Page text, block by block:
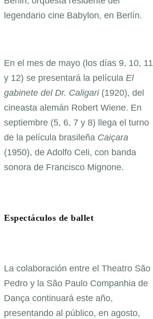
legendario cine Babylon, en Berlín.
En el mes de mayo (los días 9, 10, 11
y 12) se presentará la película El
gabinete del Dr. Caligari(1920), del
cineasta alemán Robert Wiene. En
septiembre (5, 6, 7 y 8) llega el turno
de la película brasileña Caiçara
(1950), de Adolfo Celi, con banda
sonora de Francisco Mignone.
Espectáculos de ballet
La colaboración entre el Theatro São
Pedro y la São Paulo Companhia de
Dança continuará este año,
presentando al público, en agosto,